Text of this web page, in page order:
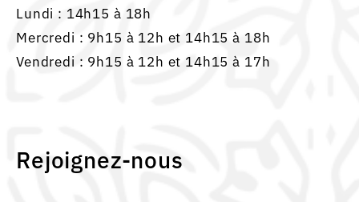
Lundi : 14h15 à 18h
Mercredi : 9h15 à 12h et 14h15 à 18h
Vendredi : 9h15 à 12h et 14h15 à 17h
Rejoignez-nous